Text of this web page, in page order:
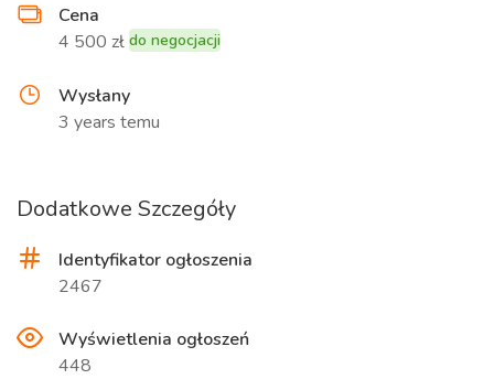
Cena
4 500 zł do negocjacji
Wysłany
3 years temu
Dodatkowe Szczegóły
Identyfikator ogłoszenia
2467
Wyświetlenia ogłoszeń
448